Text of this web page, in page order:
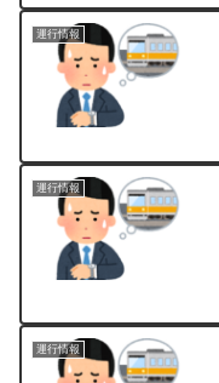
運行情報
運行情報
運行情報